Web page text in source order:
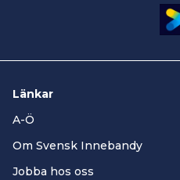
Länkar
A-Ö
Om Svensk Innebandy
Jobba hos oss